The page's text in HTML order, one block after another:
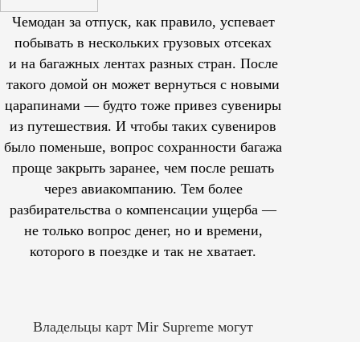
Чемодан за отпуск, как правило, успевает
побывать в нескольких грузовых отсеках
и на багажных лентах разных стран. После
такого домой он может вернуться с новыми
царапинами — будто тоже привез сувениры
из путешествия. И чтобы таких сувениров
было поменьше, вопрос сохранности багажа
проще закрыть заранее, чем после решать
через авиакомпанию. Тем более
разбирательства о компенсации ущерба —
не только вопрос денег, но и времени,
которого в поездке и так не хватает.
Владельцы карт Mir Supreme могут